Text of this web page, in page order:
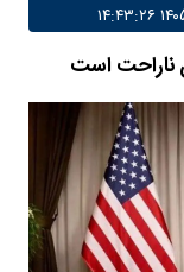
ناراحت است